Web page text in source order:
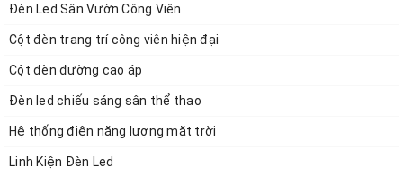
Xã hội phát triển, Các nhu cầu sử dụng tiện ích tích
xây dựng đều có xu hướng phát triển định hướng
vươn tới các tiện ích dạng Smart City, Chủ đầu tư
nhìn thấy nhu cầu này từ những người trẻ mới đang
Đèn Led Sân Vườn Công Viên
Cột đèn trang trí công viên hiện đại
Cột đèn đường cao áp
Đèn led chiếu sáng sân thể thao
Hệ thống điện năng lượng mặt trời
Linh Kiện Đèn Led